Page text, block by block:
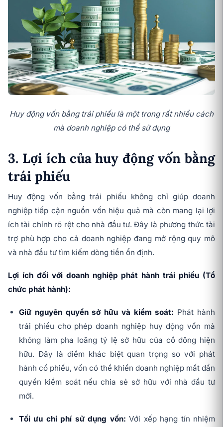
Huy động vốn bằng trái phiếu là một trong rất nhiều cách
mà doanh nghiệp có thể sử dụng
3. Lợi ích của huy động vốn bằng
trái phiếu
Huy động vốn bằng trái phiếu không chỉ giúp doanh
nghiệp tiếp cận nguồn vốn hiệu quả mà còn mang lại lợi
ích tài chính rõ rệt cho nhà đầu tư. Đây là phương thức tài
trợ phù hợp cho cả doanh nghiệp đang mở rộng quy mô
và nhà đầu tư tìm kiếm dòng tiền ổn định.
Lợi ích đối với doanh nghiệp phát hành trái phiếu (Tổ
chức phát hành):
Giữ nguyên quyền sở hữu và kiểm soát: Phát hành
trái phiếu cho phép doanh nghiệp huy động vốn mà
không làm pha loãng tỷ lệ sở hữu của cổ đông hiện
hữu. Đây là điểm khác biệt quan trọng so với phát
hành cổ phiếu, vốn có thể khiến doanh nghiệp mất dần
quyền kiểm soát nếu chia sẻ sở hữu với nhà đầu tư
mới.
Tối ưu chi phí sử dụng vốn:Với xếp hạng tín nhiệm